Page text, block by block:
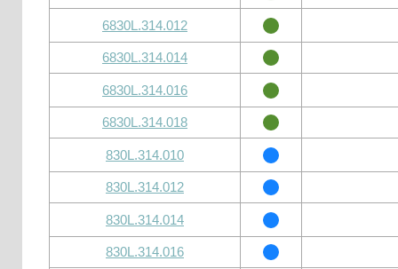
6830L.314.012
6830L.314.014
6830L.314.016
6830L.314.018
830L.314.010
830L.314.012
830L.314.014
830L.314.016